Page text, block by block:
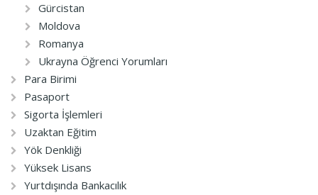
Gürcistan
Moldova
Romanya
Ukrayna Öğrenci Yorumları
Para Birimi
Pasaport
Sigorta İşlemleri
Uzaktan Eğitim
Yök Denkliği
Yüksek Lisans
Yurtdışında Bankacılık